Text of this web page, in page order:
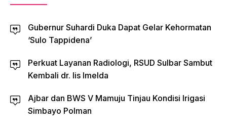
Gubernur Suhardi Duka Dapat Gelar Kehormatan
‘Sulo Tappidena’
Perkuat Layanan Radiologi, RSUD Sulbar Sambut
Kembali dr. Iis Imelda
Ajbar dan BWS V Mamuju Tinjau Kondisi Irigasi
Simbayo Polman